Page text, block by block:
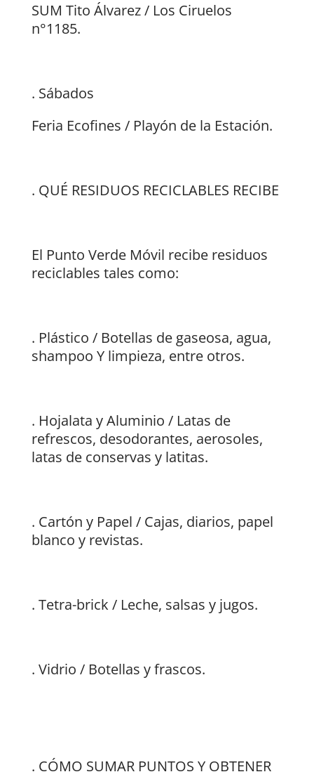
SUM Tito Álvarez / Los Ciruelos
n°1185.
. Sábados
Feria Ecofines / Playón de la Estación.
. QUÉ RESIDUOS RECICLABLES RECIBE
El Punto Verde Móvil recibe residuos
reciclables tales como:
. Plástico / Botellas de gaseosa, agua,
shampoo Y limpieza, entre otros.
. Hojalata y Aluminio / Latas de
refrescos, desodorantes, aerosoles,
latas de conservas y latitas.
. Cartón y Papel / Cajas, diarios, papel
blanco y revistas.
. Tetra-brick / Leche, salsas y jugos.
. Vidrio / Botellas y frascos.
. CÓMO SUMAR PUNTOS Y OBTENER